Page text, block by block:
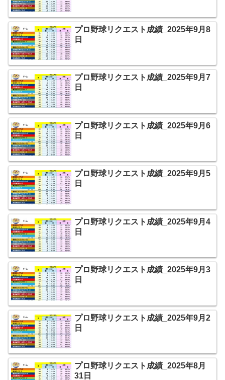
プロ野球リクエスト成績_2025年9月8
日
プロ野球リクエスト成績_2025年9月7
日
プロ野球リクエスト成績_2025年9月6
日
プロ野球リクエスト成績_2025年9月5
日
プロ野球リクエスト成績_2025年9月4
日
プロ野球リクエスト成績_2025年9月3
日
プロ野球リクエスト成績_2025年9月2
日
プロ野球リクエスト成績_2025年8月
31日